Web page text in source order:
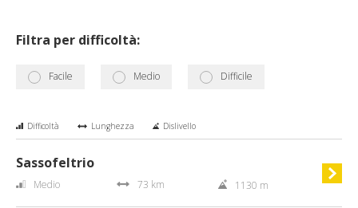
Filtra per difficoltà:
Facile Medio Difficile
Difficoltà Lunghezza Dislivello
Sassofeltrio
Medio 73 km 1130 m